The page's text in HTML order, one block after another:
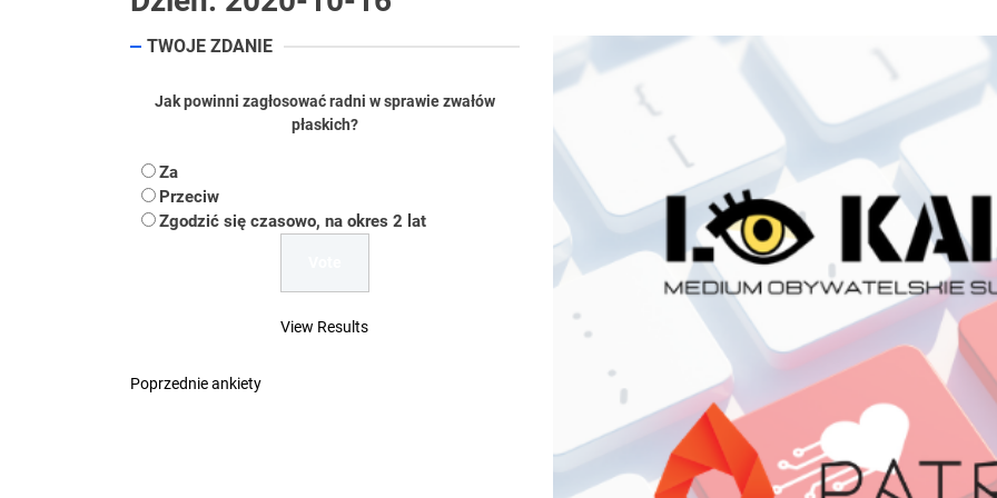
Koper – część 2.
Uwaga Dębieńsko – woda nieprzydatna do spożycia!!!
Dość komentowania kolejnych afer w ochronie zdrowia — czas zacząć mówić o
TWOJE ZDANIE
Jak powinni zagłosować radni w sprawie zwałów
płaskich?
Za
Przeciw
Zgodzić się czasowo, na okres 2 lat
View Results
Poprzednie ankiety